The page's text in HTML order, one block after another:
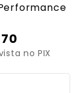
70
no PIX